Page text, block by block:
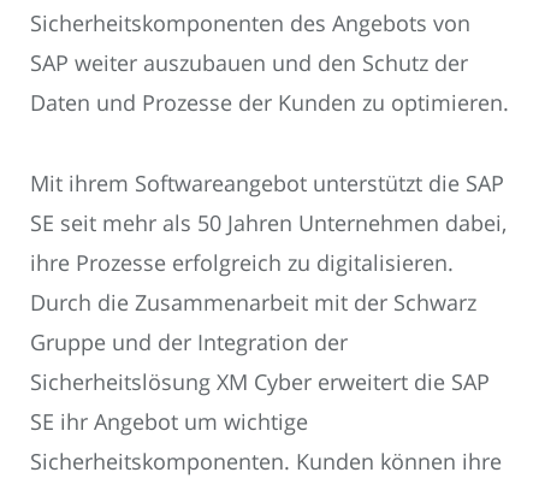
Sicherheitskomponenten des Angebots von
SAP weiter auszubauen und den Schutz der
Daten und Prozesse der Kunden zu optimieren.
Mit ihrem Softwareangebot unterstützt die SAP
SE seit mehr als 50 Jahren Unternehmen dabei,
ihre Prozesse erfolgreich zu digitalisieren.
Durch die Zusammenarbeit mit der Schwarz
Gruppe und der Integration der
Sicherheitslösung XM Cyber erweitert die SAP
SE ihr Angebot um wichtige
Sicherheitskomponenten. Kunden können ihre